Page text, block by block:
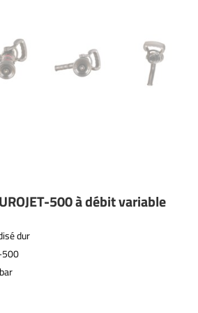
500 à débit variable
dur